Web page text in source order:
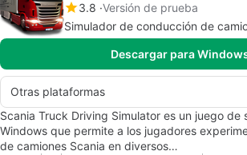
3.8 Versión de prueba
Simulador de conducción de
Descargar para
Otras plataformas
Scania Truck Driving Simulator es un juego de
Windows que permite a los jugadores
de camiones Scania en diversos…